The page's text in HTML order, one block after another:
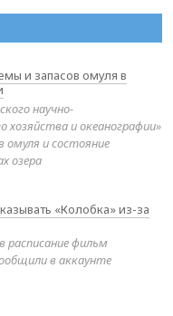
и запасов омуля в
научно-
хозяйства и океанографии»
омуля и состояние
озера
«Колобка» из-за
расписание фильм
в аккаунте